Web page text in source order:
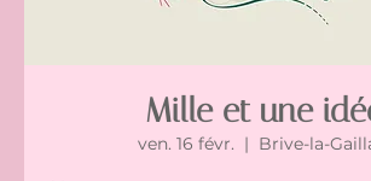
Mille et une
ven. 16 févr.
  |
Brive-la-